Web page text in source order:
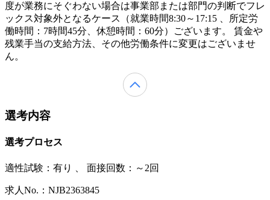
度が業務にそぐわない場合は事業部または部門の判断でフレ
ックス対象外となるケース（就業時間8:30～17:15 、所定労
働時間：7時間45分、休憩時間：60分）ございます。 賃金や
残業手当の支給方法、その他労働条件に変更はございませ
ん。
選考内容
選考プロセス
適性試験： 有り 面接回数：～2回
求人No.：NJB2363845